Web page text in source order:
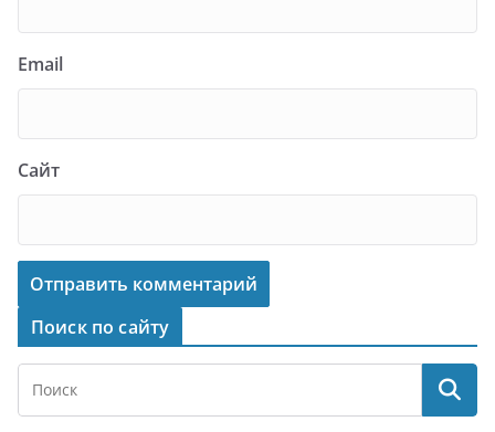
Email
Сайт
Поиск по сайту